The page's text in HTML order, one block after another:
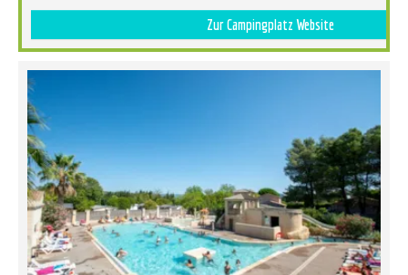
Zur Campingplatz Website